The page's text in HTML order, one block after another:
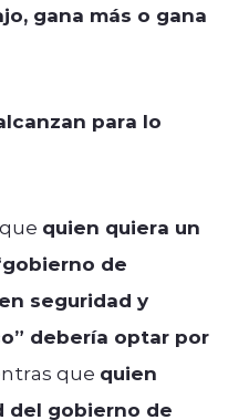
gana más o gana
para lo
quien quiera un
de
seguridad y
debería optar por
que quien
del gobierno de